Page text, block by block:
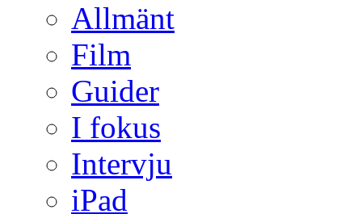
Allmänt
Film
Guider
I fokus
Intervju
iPad